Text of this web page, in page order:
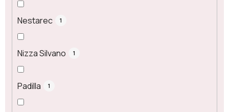
Nestarec 1
Nizza Silvano 1
Padilla 1